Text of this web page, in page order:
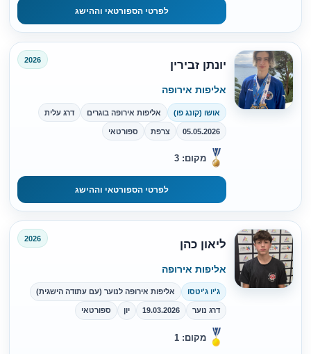
לפרטי הספורטאי וההישג
יונתן זבירין 2026
אליפות אירופה
אושו (קונג פו) אליפות אירופה בוגרים דרג עלית
05.05.2026 צרפת ספורטאי
מקום: 3
לפרטי הספורטאי וההישג
ליאון כהן 2026
אליפות אירופה
ג'יו ג'יטסו אליפות אירופה לנוער (עם עתודה הישגית)
דרג נוער 19.03.2026 יון ספורטאי
מקום: 1